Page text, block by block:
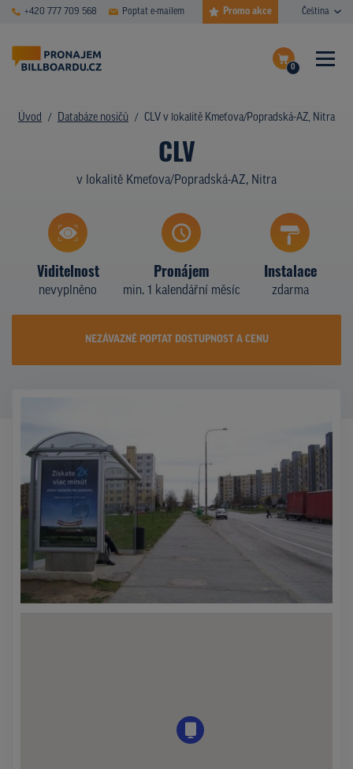
+420 777 709 568 Poptat e-mailem Promo akce Čeština
0
Dokončit poptávku
Zobrazit nosiče na mapě
ČASTÉ DOTAZY
DATABÁZE NOSIČŮ
PLOCHY V AKCI
CENY
Z PRAXE
KDO JSME
Úvod Databáze nosičů CLV v lokalitě Kmeťova/Popradská-AZ, Nitra
CLV
v lokalitě Kmeťova/Popradská-AZ, Nitra
Viditelnost
nevyplněno
Pronájem
min. 1 kalendářní měsíc
Instalace
zdarma
NEZÁVAZNĚ POPTAT DOSTUPNOST A CENU